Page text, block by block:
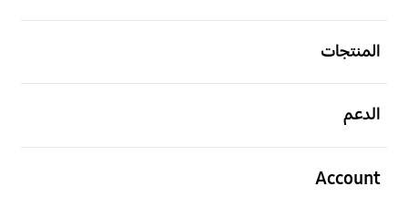
المنتجات
الدعم
Account